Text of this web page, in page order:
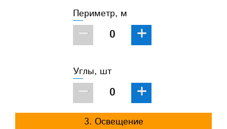
Периметр, м
− +
Углы, шт
− +
3. Освещение